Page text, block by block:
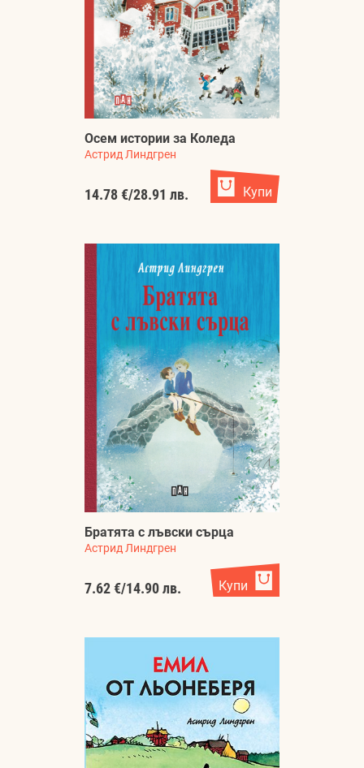
Осем истории за Коледа
Астрид Линдгрен
14.78 €/28.91 лв. Купи
Братята с лъвски сърца
Астрид Линдгрен
7.62 €/14.90 лв. Купи